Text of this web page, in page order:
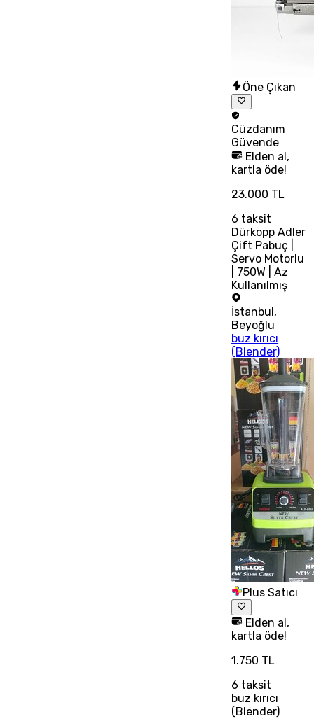
Öne Çıkan
Cüzdanım
Güvende
Elden al,
kartla öde!
23.000 TL
6 taksit
Dürkopp Adler
Çift Pabuç |
Servo Motorlu
| 750W | Az
Kullanılmış
İstanbul ,
Beyoğlu
buz kırıcı
(Blender)
Plus Satıcı
Elden al,
kartla öde!
1.750 TL
6 taksit
buz kırıcı
(Blender)